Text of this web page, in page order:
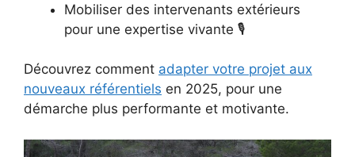
Mobiliser des intervenants extérieurs
pour une expertise vivante 🎙️
Découvrez comment adapter votre projet aux
nouveaux référentiels en 2025, pour une
démarche plus performante et motivante.